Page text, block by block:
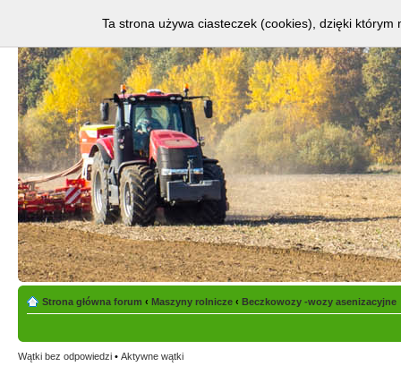
Strona główna forum ‹ Maszyny rolnicze ‹ Beczkowozy -wozy asenizacyjne
Wątki bez odpowiedzi • Aktywne wątki
Ta strona używa ciasteczek (cookies), dzięki którym